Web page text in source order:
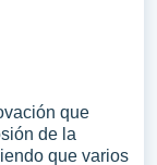
que
de la
que varios